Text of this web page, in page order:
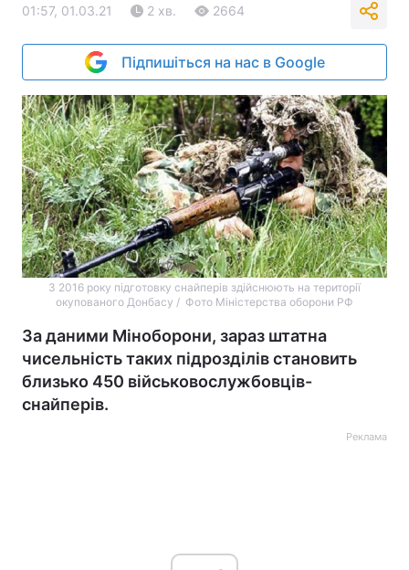
01:57, 01.03.21 2 хв. 2664
Підпишіться на нас в Google
З 2016 року підготовку снайперів здійснюють на території
окупованого Донбасу / Фото Міністерства оборони РФ
За даними Міноборони, зараз штатна
чисельність таких підрозділів становить
близько 450 військовослужбовців-
снайперів.
Реклама